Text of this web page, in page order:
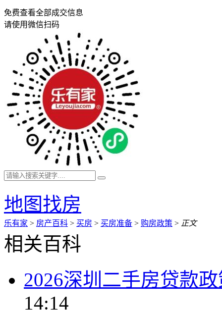
免费查看全部成交信息
请使用微信扫码
地图找房
乐有家 > 房产百科 > 买房 > 买房准备 > 购房政策 > 正文
相关百科
2026深圳二手房贷款
14:14